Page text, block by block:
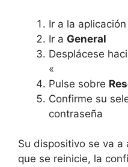
Ir a la aplicación
Ir a General
Desplácese
«
Pulse sobre
Confirme su
contraseña
Su dispositivo se va a
que se reinicie, la